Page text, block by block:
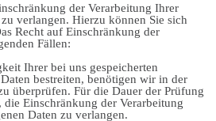
der Verarbeitung Ihrer
verlangen. Hierzu können Sie sich
Recht auf Einschränkung der
Fällen:
Ihrer bei uns gespeicherten
bestreiten, benötigen wir in der
überprüfen. Für die Dauer der Prüfung
die Einschränkung der Verarbeitung
Daten zu verlangen.